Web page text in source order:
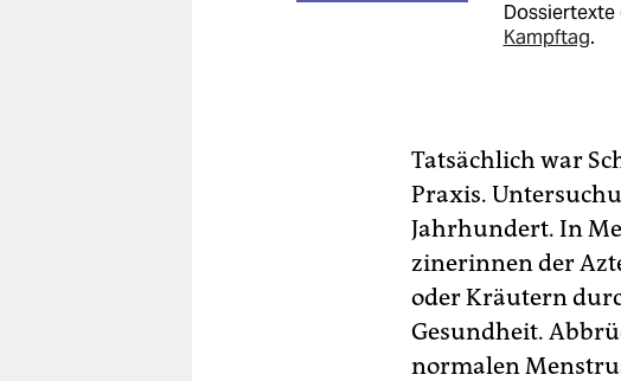
Dossiertexte
Kampftag.
Tatsächlich war
Praxis.
Jahrhundert. In
zinerinnen der
oder Kräutern
Gesundheit.
normalen